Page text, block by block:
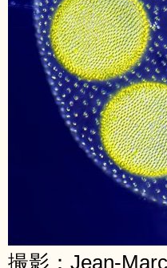
撮影：Jean-